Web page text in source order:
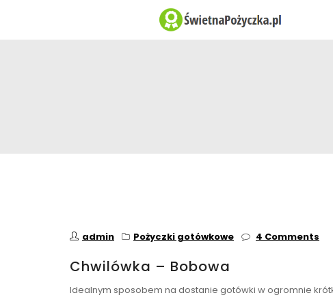
admin Pożyczki gotówkowe 4 Comments
Chwilówka – Bobowa
Idealnym sposobem na dostanie gotówki w ogromnie